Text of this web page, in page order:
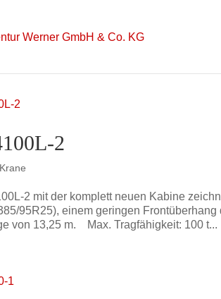
2
2 mit der komplett neuen Kabine
95R25), einem geringen
von 13,25 m. Max. Tragfähigkeit: 100 t...